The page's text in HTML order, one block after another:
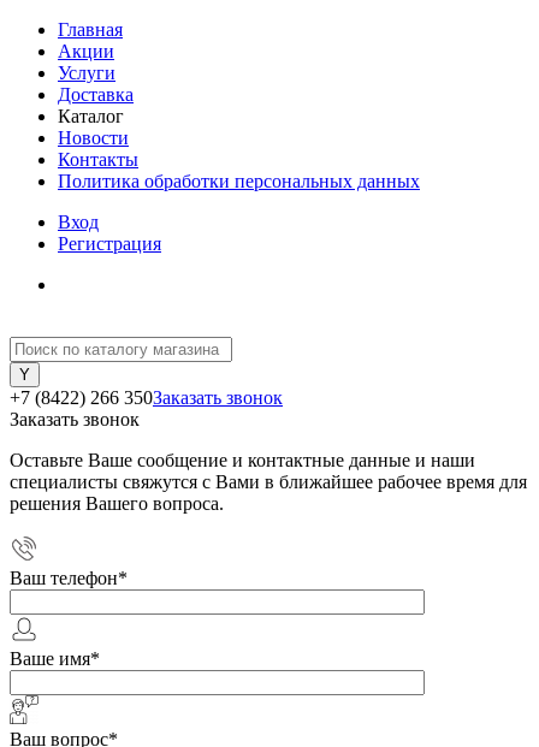
Главная
Акции
Услуги
Доставка
Каталог
Новости
Контакты
Политика обработки персональных данных
Вход
Регистрация
+7 (8422) 266 350Заказать звонок
Заказать звонок
Оставьте Ваше сообщение и контактные данные и наши
специалисты свяжутся с Вами в ближайшее рабочее время для
решения Вашего вопроса.
Ваш телефон*
Ваше имя*
Ваш вопрос*